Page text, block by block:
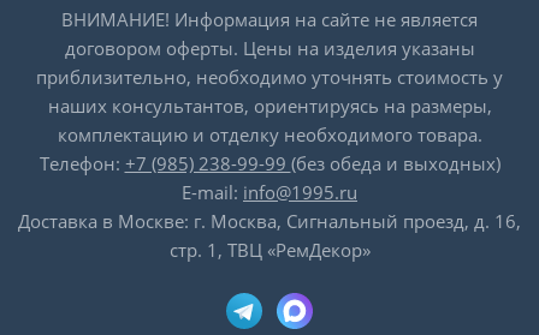
ВНИМАНИЕ! Информация на сайте не является
договором оферты. Цены на изделия указаны
приблизительно, необходимо уточнять стоимость у
наших консультантов, ориентируясь на размеры,
комплектацию и отделку необходимого товара.
Телефон: +7 (985) 238-99-99 (без обеда и выходных)
E-mail: info@1995.ru
Доставка в Москве: г. Москва, Сигнальный проезд, д. 16,
стр. 1, ТВЦ «РемДекор»